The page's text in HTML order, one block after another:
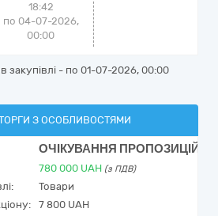
18:42
по 04-07-2026,
00:00
закупівлі - по 01-07-2026, 00:00
ТОРГИ З ОСОБЛИВОСТЯМИ
ОЧІКУВАННЯ ПРОПОЗИЦІЙ
780 000 UAH (з ПДВ)
Товари
7 800 UAH